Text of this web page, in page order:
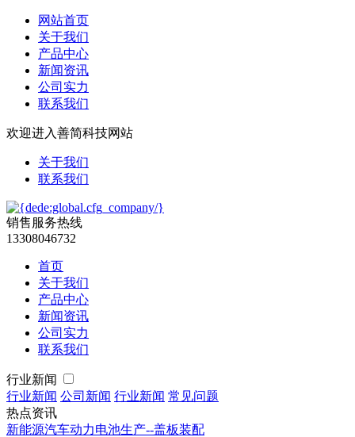
网站首页
关于我们
产品中心
新闻资讯
公司实力
联系我们
欢迎进入善简科技网站
关于我们
联系我们
销售服务热线
13308046732
首页
关于我们
产品中心
新闻资讯
公司实力
联系我们
行业新闻
行业新闻 公司新闻 行业新闻 常见问题
热点资讯
新能源汽车动力电池生产--盖板装配